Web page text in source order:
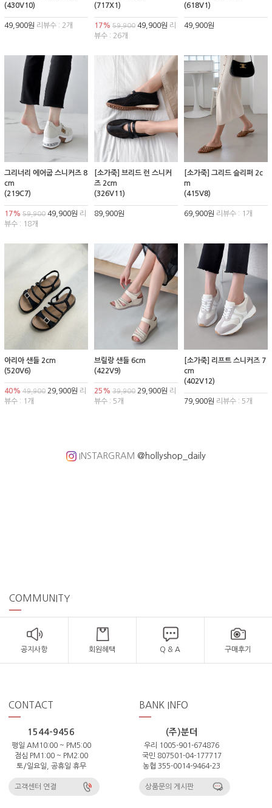
(430V10)
49,900원 리뷰수 : 2개
(717X1)
17% 59,90049,900원 리
뷰수 : 26개
(618V1)
49,900원
그리너리 에어굽 스니커즈 8
cm
(219C7)
17% 59,900 49,900원 리
뷰수 : 18개
[소가죽] 브리드 런 스니커
즈 2cm
(326V11)
89,900원
[소가죽] 그리드 슬리퍼 2c
m
(415V8)
69,900원 리뷰수 : 1개
아리아 샌들 2cm
(520V6)
40% 49,900 29,900원 리
뷰수 : 1개
브릴랑 샌들 6cm
(422V9)
25% 39,90029,900원 리
뷰수 : 5개
[소가죽] 리프트 스니커즈 7
cm
(402V12)
79,900원 리뷰수 : 5개
INSTARGRAM @hollyshop_daily
COMMUNITY
공지사항 회원혜택 Q & A 구매후기
CONTACT
1544-9456
평일 AM10:00 ~ PM5:00
점심 PM1:00 ~ PM2:00
토/일요일, 공휴일 휴무
고객센터 연결
BANK INFO
(주)분더
우리 1005-901-674876
국민 807501-04-177717
농협 355-0014-9464-23
상품문의 게시판